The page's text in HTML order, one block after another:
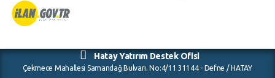
Hatay Yatırım Destek Ofisi
Çekmece Mahallesi Samandağ Bulvarı. No:4/11 31144 - Defne / HATAY